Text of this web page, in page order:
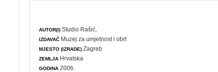
AUTOR(I) Studio Rašić,
IZDAVAČ Muzej za umjetnost i obrt
MJESTO (IZRADE) Zagreb
ZEMLJA Hrvatska
GODINA 2006.